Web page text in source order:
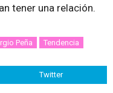
tener una relación.
Peña Tendencia
Twitter